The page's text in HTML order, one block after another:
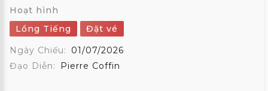
Hoạt hình
Lồng Tiếng
Đặt vé
Ngày Chiếu:
01/07/2026
Đạo Diễn:
Pierre Coffin